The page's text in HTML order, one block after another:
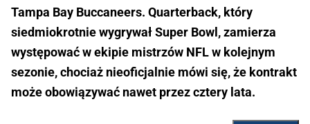
Tampa Bay Buccaneers. Quarterback, który
siedmiokrotnie wygrywał Super Bowl, zamierza
występować w ekipie mistrzów NFL w kolejnym
sezonie, chociaż nieoficjalnie mówi się, że kontrakt
może obowiązywać nawet przez cztery lata.